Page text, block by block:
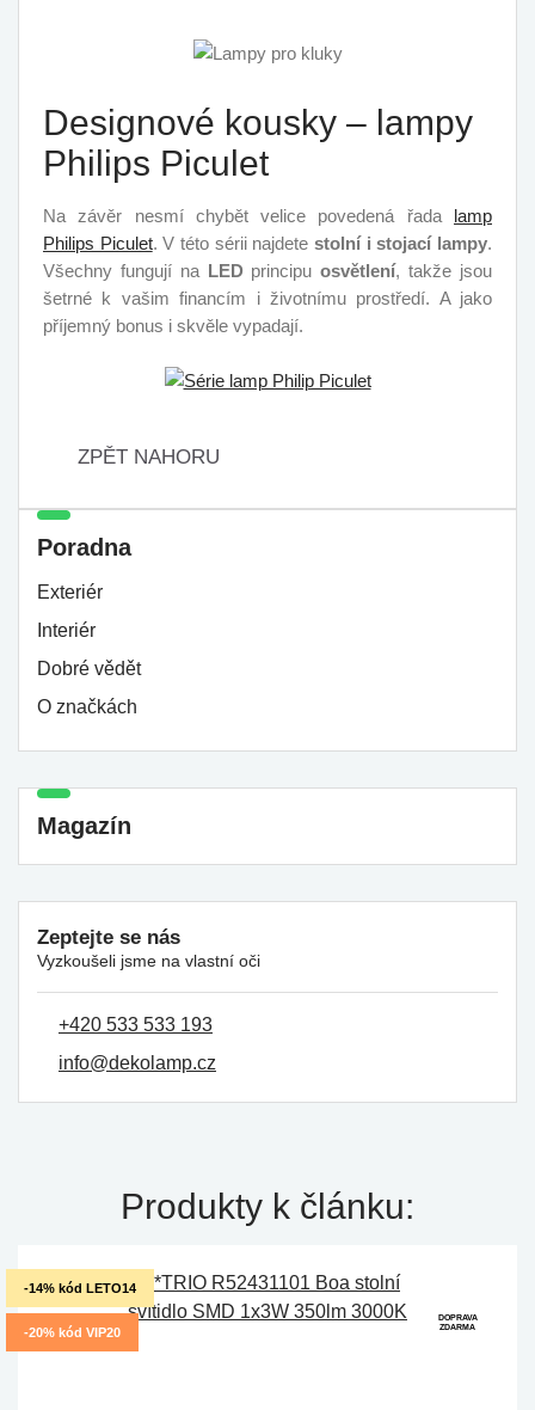
Designové kousky – lampy
Philips Piculet
Na závěr nesmí chybět velice povedená řada lamp
Philips Piculet. V této sérii najdetestolní i stojací lampy.
Všechny fungují na LEDprincipuosvětlení, takže jsou
šetrné k vašim financím i životnímu prostředí. A jako
příjemný bonus i skvěle vypadají.
ZPĚT NAHORU
Poradna
Exteriér
Interiér
Dobré vědět
O značkách
Magazín
Zeptejte se nás
Vyzkoušeli jsme na vlastní oči
+420 533 533 193
info@dekolamp.cz
Produkty k článku:
-14% kód LETO14
-20% kód VIP20
DOPRAVA
ZDARMA